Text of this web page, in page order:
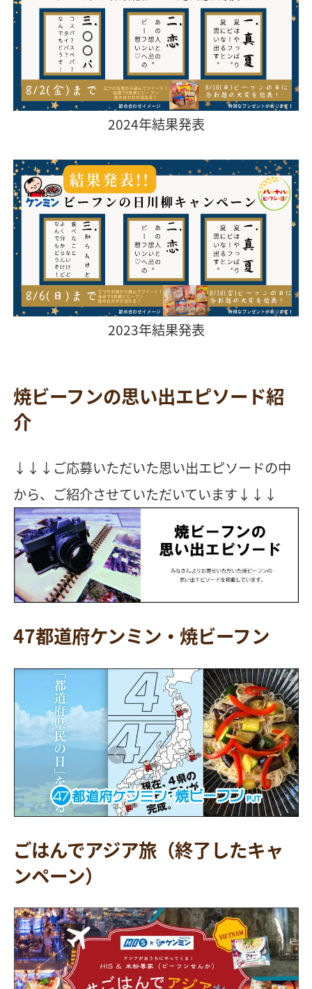
2024年結果発表
2023年結果発表
焼ビーフンの思い出エピソード紹
介
↓↓↓ご応募いただいた思い出エピソードの中
から、ご紹介させていただいています↓↓↓
47都道府ケンミン・焼ビーフン
ごはんでアジア旅（終了したキャ
ンペーン）